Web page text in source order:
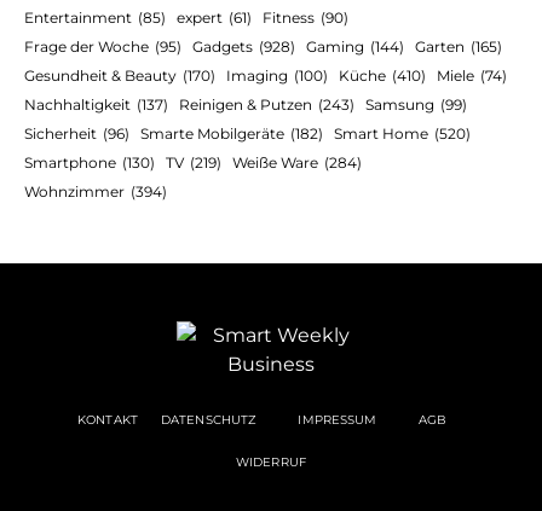
Entertainment (85) expert (61) Fitness (90)
Frage der Woche (95) Gadgets (928) Gaming (144) Garten (165)
Gesundheit & Beauty (170) Imaging (100) Küche (410) Miele (74)
Nachhaltigkeit (137) Reinigen & Putzen (243) Samsung (99)
Sicherheit (96) Smarte Mobilgeräte (182) Smart Home (520)
Smartphone (130) TV (219) Weiße Ware (284)
Wohnzimmer (394)
KONTAKT DATENSCHUTZ IMPRESSUM AGB
WIDERRUF